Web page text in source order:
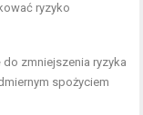
ryzyko
zmniejszenia ryzyka
spożyciem